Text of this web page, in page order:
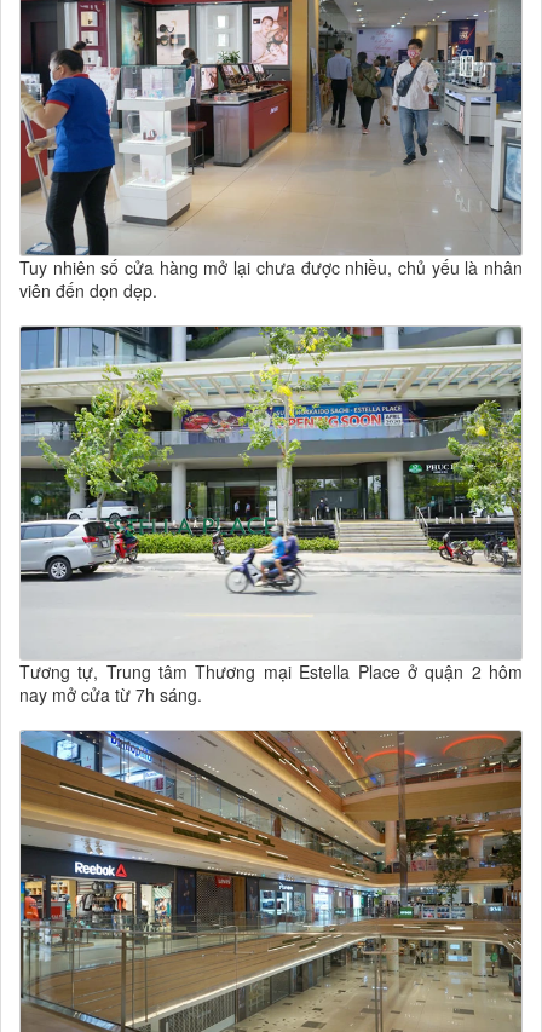
Tuy nhiên số cửa hàng mở lại chưa được nhiều, chủ yếu là nhân
viên đến dọn dẹp.
Tương tự, Trung tâm Thương mại Estella Place ở quận 2 hôm
nay mở cửa từ 7h sáng.